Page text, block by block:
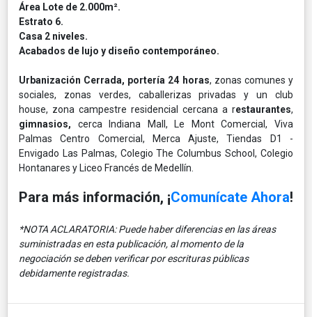
Área Lote de 2.000m².
Estrato 6.
Casa 2 niveles.
Acabados de lujo y diseño contemporáneo.
Urbanización Cerrada, portería 24 horas, zonas comunes y
sociales, zonas verdes, caballerizas privadas y un club
house, zona campestre residencial cercana a restaurantes,
gimnasios, cerca Indiana Mall, Le Mont Comercial, Viva
Palmas Centro Comercial, Merca Ajuste, Tiendas D1 -
Envigado Las Palmas, Colegio The Columbus School, Colegio
Hontanares y Liceo Francés de Medellín.
Para más información, ¡Comunícate Ahora!
*NOTA ACLARATORIA: Puede haber diferencias en las áreas
suministradas en esta publicación, al momento de la
negociación se deben verificar por escrituras públicas
debidamente registradas.